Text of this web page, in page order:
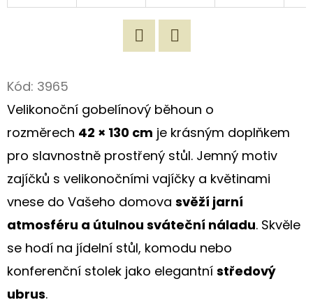
Kód: 3965
Velikonoční gobelínový běhoun o
rozměrech 42 × 130 cm je krásným doplňkem
pro slavnostně prostřený stůl. Jemný motiv
zajíčků s velikonočními vajíčky a květinami
vnese do Vašeho domova svěží jarní
atmosféru a útulnou sváteční náladu. Skvěle
se hodí na jídelní stůl, komodu nebo
konferenční stolek jako elegantní středový
ubrus.
R
J
E
M
E
ORIGINÁLNÍ
ROMANTICKÁ
S
MOTIVEM
199
Kč